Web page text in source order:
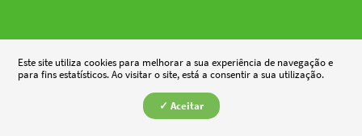
Este site utiliza cookies para melhorar a sua experiência de navegação e
para fins estatísticos. Ao visitar o site, está a consentir a sua utilização.
✓ Aceitar